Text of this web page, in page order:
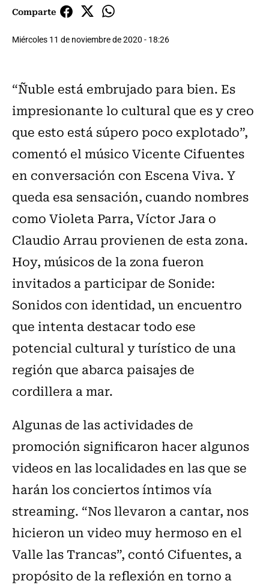
Comparte
Miércoles 11 de noviembre de 2020 - 18:26
“Ñuble está embrujado para bien. Es
impresionante lo cultural que es y creo
que esto está súpero poco explotado”,
comentó el músico Vicente Cifuentes
en conversación con Escena Viva. Y
queda esa sensación, cuando nombres
como Violeta Parra, Víctor Jara o
Claudio Arrau provienen de esta zona.
Hoy, músicos de la zona fueron
invitados a participar de Sonide:
Sonidos con identidad, un encuentro
que intenta destacar todo ese
potencial cultural y turístico de una
región que abarca paisajes de
cordillera a mar.
Algunas de las actividades de
promoción significaron hacer algunos
videos en las localidades en las que se
harán los conciertos íntimos vía
streaming. “Nos llevaron a cantar, nos
hicieron un video muy hermoso en el
Valle las Trancas”, contó Cifuentes, a
propósito de la reflexión en torno a